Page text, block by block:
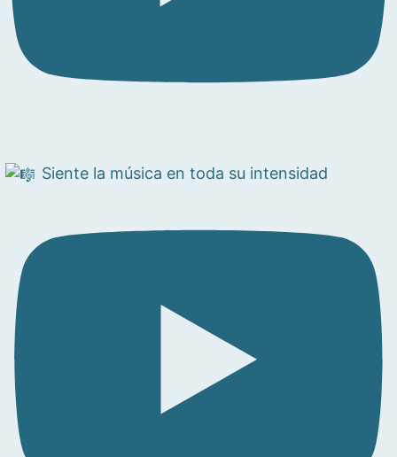
Siente la música en toda su intensidad